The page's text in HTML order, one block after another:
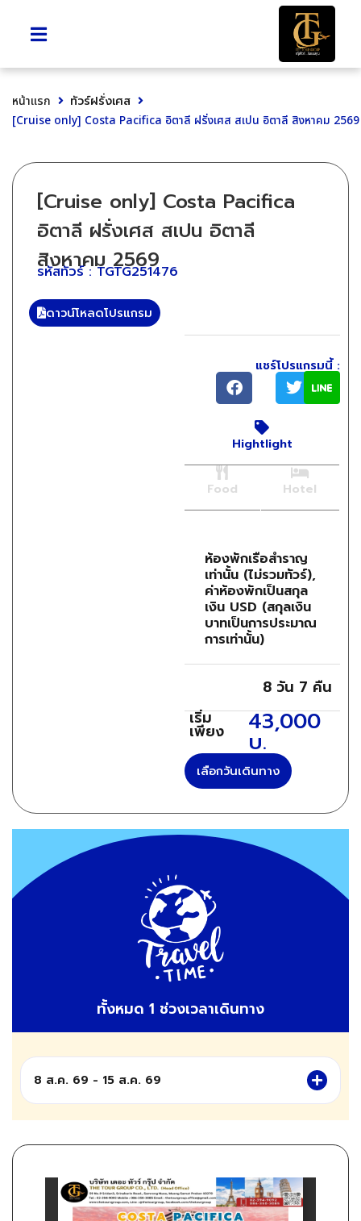
หน้าแรก
ทัวร์ฝรั่งเศส
[Cruise only] Costa Pacifica อิตาลี ฝรั่งเศส สเปน อิตาลี สิงหาคม 2569
[Cruise only] Costa Pacifica
อิตาลี ฝรั่งเศส สเปน อิตาลี
สิงหาคม 2569
รหัสทัวร์ : TGTG251476
ดาวน์โหลดโปรแกรม
แชร์โปรแกรมนี้ :
Hightlight
Food Hotel
ห้องพักเรือสำราญ
เท่านั้น (ไม่รวมทัวร์),
ค่าห้องพักเป็นสกุล
เงิน USD (สกุลเงิน
บาทเป็นการประมาณ
การเท่านั้น)
8 วัน 7 คืน
เริ่ม
เพียง 43,000
บ.
เลือกวันเดินทาง
ทั้งหมด 1 ช่วงเวลาเดินทาง
8 ส.ค. 69 - 15 ส.ค. 69